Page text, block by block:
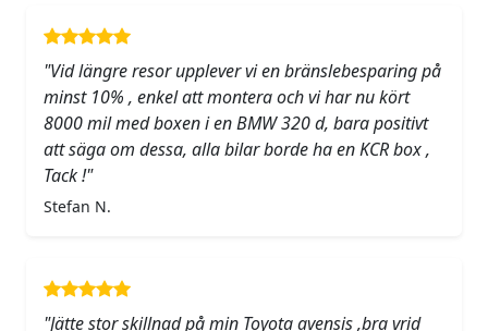
"Vid längre resor upplever vi en bränslebesparing på
minst 10% , enkel att montera och vi har nu kört
8000 mil med boxen i en BMW 320 d, bara positivt
att säga om dessa, alla bilar borde ha en KCR box ,
Tack !"
Stefan N.
"Jätte stor skillnad på min Toyota avensis ,bra vrid